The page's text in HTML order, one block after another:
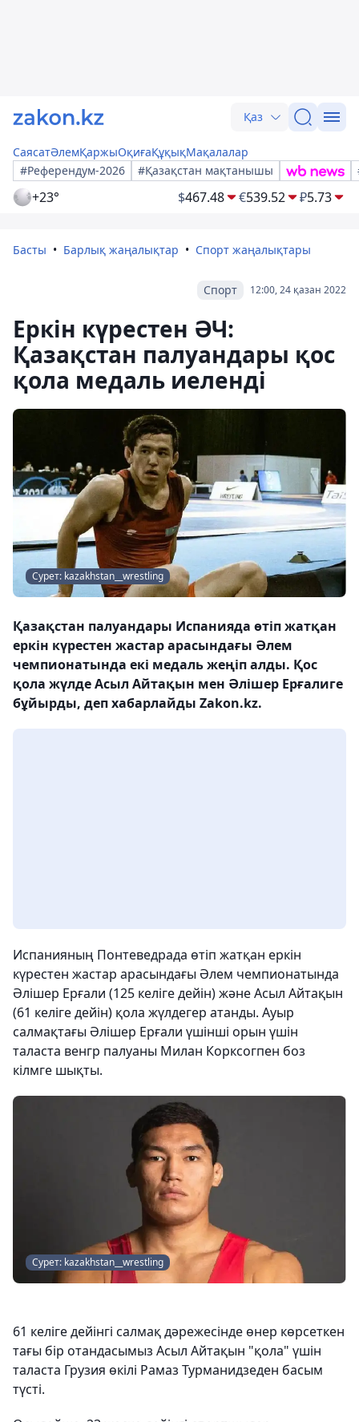
Қаз
СаясатӘлемҚаржыОқиғаҚұқықМақалалар
#Референдум-2026
#Қазақстан мақтанышы
+23° $467.48 €539.52 ₽5.73
Басты Барлық жаңалықтар Спорт жаңалықтары
12:00, 24 қазан 2022
Спорт
Еркін күрестен ӘЧ:
Қазақстан палуандары қос
қола медаль иеленді
Сурет: kazakhstan__wrestling
Қазақстан палуандары Испанияда өтіп жатқан
еркін күрестен жастар арасындағы Әлем
чемпионатында екі медаль жеңіп алды. Қос
қола жүлде Асыл Айтақын мен Әлішер Ерғалиге
бұйырды, деп хабарлайды Zakon.kz.
Испанияның Понтеведрада өтіп жатқан еркін
күрестен жастар арасындағы Әлем чемпионатында
Әлішер Ерғали (125 келіге дейін) және Асыл Айтақын
(61 келіге дейін) қола жүлдегер атанды. Ауыр
салмақтағы Әлішер Ерғали үшінші орын үшін
таласта венгр палуаны Милан Корксогпен боз
кілмге шықты.
Сурет: kazakhstan__wrestling
61 келіге дейінгі салмақ дәрежесінде өнер көрсеткен
тағы бір отандасымыз Асыл Айтақын "қола" үшін
таласта Грузия өкілі Рамаз Турманидзеден басым
түсті.